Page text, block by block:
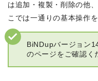
は追加・複製・削除の他
こでは一通りの基本操作
BiNDupバージョン
のページをご確認く